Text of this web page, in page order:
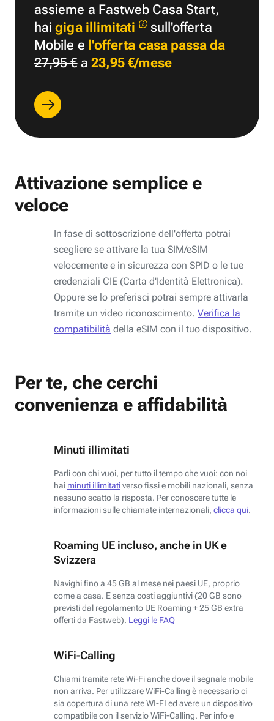
assieme a Fastweb Casa Start,
haigiga illimitati
sull'offerta
Mobile e l'offerta casa passa da
27,95 €a 23,95 €/mese
Attivazione semplice e
veloce
In fase di sottoscrizione dell'offerta potrai
scegliere se attivare la tua SIM/eSIM
velocemente e in sicurezza con SPID o le tue
credenziali CIE (Carta d'Identità Elettronica).
Oppure se lo preferisci potrai sempre attivarla
tramite un video riconoscimento. Verifica la
compatibilità della eSIM con il tuo dispositivo.
Per te, che cerchi
convenienza e affidabilità
Minuti illimitati
Parli con chi vuoi, per tutto il tempo che vuoi: con noi
hai minuti illimitativerso fissi e mobili nazionali, senza
nessuno scatto la risposta. Per conoscere tutte le
informazioni sulle chiamate internazionali, clicca qui.
Roaming UE incluso, anche in UK e
Svizzera
Navighi fino a 45 GB al mese nei paesi UE, proprio
come a casa. E senza costi aggiuntivi (20 GB sono
previsti dal regolamento UE Roaming + 25 GB extra
offerti da Fastweb). Leggi le FAQ
WiFi-Calling
Chiami tramite rete Wi-Fi anche dove il segnale mobile
non arriva. Per utilizzare WiFi-Calling è necessario ci
sia copertura di una rete WI-FI ed avere un dispositivo
compatibile con il servizio WiFi-Calling. Per info e